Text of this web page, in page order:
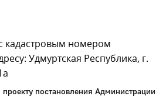
кадастровым номером
Удмуртская Республика, г.
постановления Администрации